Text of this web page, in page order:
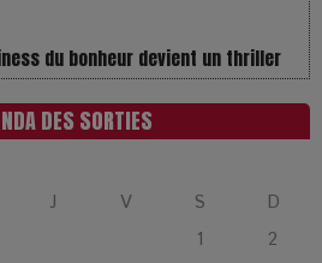
et se comprendre à l’ère des
DES SORTIES
J V S
D
1
2